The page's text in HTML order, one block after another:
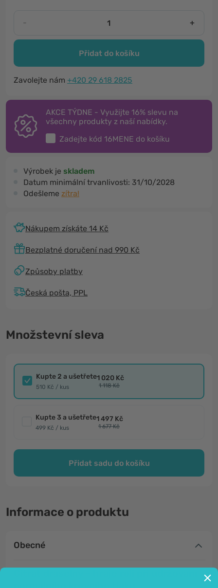
- +
Přidat do košíku
Zavolejte nám +420 29 618 2825
AKCE TÝDNE - Využijte 16% slevu na
všechny produkty z naší nabídky.
Zadejte kód 16MENE do košíku
Výrobek je skladem
Datum minimální trvanlivosti: 31/10/2028
Odešleme zítra!
Nákupem získáte 14 Kč
Bezplatné doručení nad 990 Kč
Způsoby platby
Česká pošta, PPL
Množstevní sleva
Kupte 2 a ušetřete
510 Kč / kus
1 020 Kč
1 118 Kč
Kupte 3 a ušetřete
499 Kč / kus
1 497 Kč
1 677 Kč
Přidat sadu do košíku
Informace o produktu
Obecné